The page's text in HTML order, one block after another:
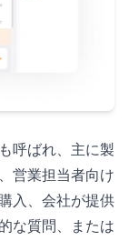
呼ばれ、主に製
営業担当者向け
入、会社が提供
な質問、または